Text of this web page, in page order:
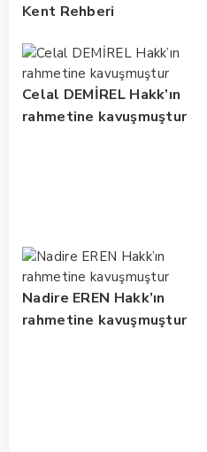
Kent Rehberi
Ruhsat Bilgi Sistemi
ile Güçlendirdi
Celal DEMİREL Hakk’ın
rahmetine kavuşmuştur
Nadire EREN Hakk’ın
rahmetine kavuşmuştur